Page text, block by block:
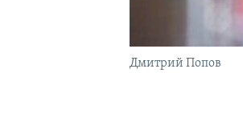
Дмитрий Попов